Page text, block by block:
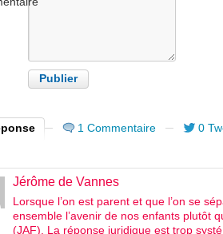
1 Commentaire 0
Jérôme de Vannes
Lorsque l’on est parent et que l’on se
ensemble l’avenir de nos enfants plutôt
(JAF). La réponse juridique est trop